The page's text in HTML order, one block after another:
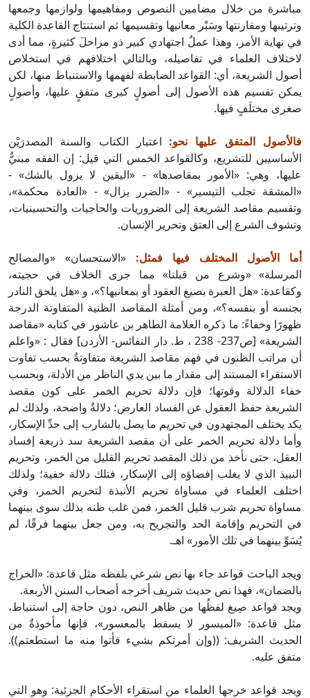
مباشرة من خلال مضامين النصوص ومفاهيمها ولوازمها وجمعها
وترتيبها ومقارنتها وسَبْر معانيها وتقسيمها ثم استنتاج القاعدة الكلية
في نهاية الأمر، وهذا عملٌ اجتهادي كبير ذو مراحلَ كثيرةٍ، مما أدى
لاختلاف العلماء في تفاصيله، وبالتالي اختلافهم في استخلاص
أصول الشريعة، أي: القواعد الضابطة لفهمها والاستنباط منها، لكن
يمكن تقسيم هذه الأصول إلى أصولٍ كبرى متفقٍ عليها، وأصولٍ
صغرى مختلَفٍ فيها.
فالأصول المتفق عليها نحو: اعتبار الكتاب والسنة المصدرَيْن
الأساسيين للتشريع، وكالقواعد الخمس التي قيل: إن الفقه مبنيٌّ
عليها، وهي: «الأمور بمقاصدها» - «اليقين لا يزول بالشك» -
«المشقة تجلب التيسير» - «الضرر يزال» - «العادة محكمة»،
وتقسيم مقاصد الشريعة إلى الضروريات والحاجيات والتحسينيات،
وتشوف الشرع إلى العتق وتحرير الإنسان.
أما الأصول المختلف فيها فمثل: «الاستحسان» «والمصالح
المرسلة» «وشرع من قبلنا» مما جرى الخلاف في حجيته،
وكقاعدة: «هل العبرة بصيغ العقود أو بمعانيها؟»، و «هل يلحق النادر
بجنسه أو بنفسه؟»، ومن أمثلة المقاصد الظنية المتفاوتة الدرجة
ظهورًا وخفاءً: ما ذكره العلامة الطاهر بن عاشور في كتابه «مقاصد
الشريعة» [ص237- 238 ، ط. دار النفائس- الأردن] فقال : «واعلم
أن مراتب الظنون في فهم مقاصد الشريعة متفاوتةٌ بحسب تفاوت
الاستقراء المستند إلى مقدار ما بين يدي الناظر من الأدلة، وبحسب
خفاء الدلالة وقوتها؛ فإن دلالة تحريم الخمر على كون مقصد
الشريعة حفظ العقول عن الفساد العارض؛ دلالةٌ واضحة، ولذلك لم
يكد يختلف المجتهدون في تحريم ما يصل بالشارب إلى حدِّ الإسكار،
وأما دلالة تحريم الخمر على أن مقصد الشريعة سد ذريعة إفساد
العقل، حتى نأخذ من ذلك المقصد تحريم القليل من الخمر، وتحريم
النبيذ الذي لا يغلب إفضاؤه إلى الإسكار، فتلك دلالة خفية؛ ولذلك
اختلف العلماء في مساواة تحريم الأنبذة لتحريم الخمر، وفي
مساواة تحريم شرب قليل الخمر، فمن غلب ظنه بذلك سوى بينهما
في التحريم وإقامة الحد والتجريح به، ومن جعل بينهما فرقًا، لم
يُسَوِّ بينهما في تلك الأمور» اهـ.
ويجد الباحث قواعد جاء بها نص شرعي بلفظه مثل قاعدة: «الخراج
بالضمان»، فهذا نص حديث شريف أخرجه أصحاب السنن الأربعة.
ويجد قواعد صِيغ لفظُها من ظاهر النص، دون حاجة إلى استنباط،
مثل قاعدة: «الميسور لا يسقط بالمعسور»، فإنها مأخوذةٌ من
الحديث الشريف: ((وإن أمرتكم بشيء فأتوا منه ما استطعتم)).
متفق عليه.
ويجد قواعد خرجها العلماء من استقراء الأحكام الجزئية: وهو التي